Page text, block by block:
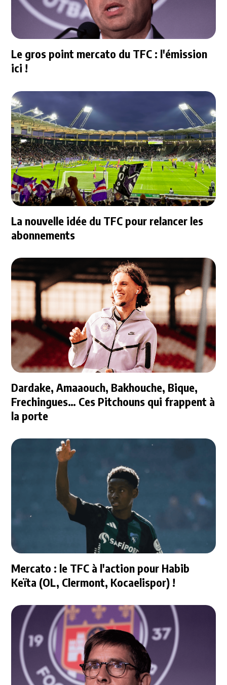
Le gros point mercato du TFC : l'émission
ici !
La nouvelle idée du TFC pour relancer les
abonnements
Dardake, Amaaouch, Bakhouche, Bique,
Frechingues… Ces Pitchouns qui frappent à
la porte
Mercato : le TFC à l'action pour Habib
Keïta (OL, Clermont, Kocaelispor) !